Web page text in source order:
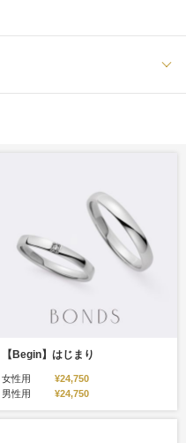
【Begin】はじまり
女性用
¥24,750
男性用
¥24,750